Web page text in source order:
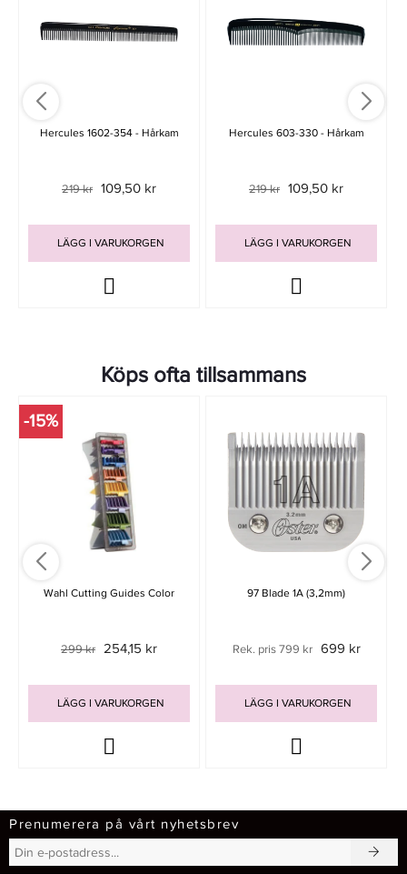
Hercules 1602-354 - Hårkam
219 kr 109,50 kr
LÄGG I VARUKORGEN
Hercules 603-330 - Hårkam
219 kr 109,50 kr
LÄGG I VARUKORGEN
Köps ofta tillsammans
-15%
Wahl Cutting Guides Color
299 kr 254,15 kr
LÄGG I VARUKORGEN
97 Blade 1A (3,2mm)
Rek. pris 799 kr 699 kr
LÄGG I VARUKORGEN
Prenumerera på vårt nyhetsbrev